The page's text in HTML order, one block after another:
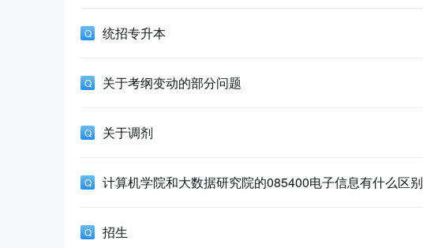
统招专升本
关于考纲变动的部分问题
关于调剂
计算机学院和大数据研究院的085400电子信息有什么区别
招生